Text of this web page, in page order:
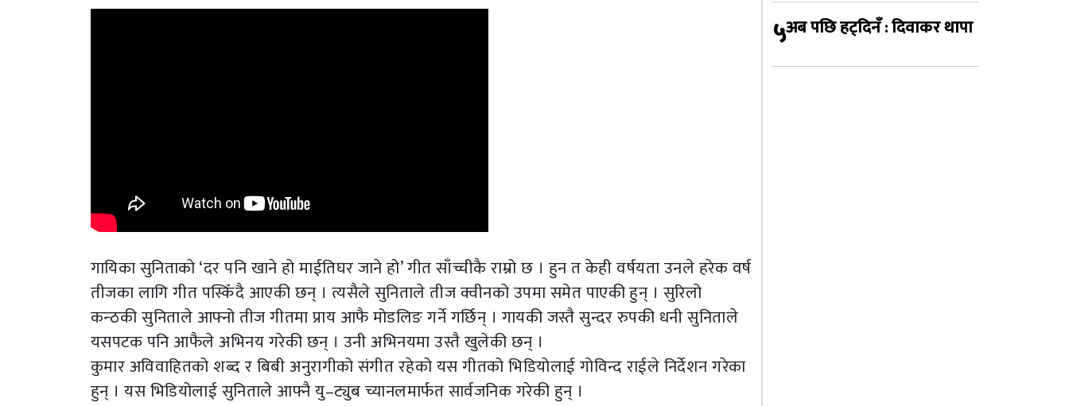
गायिका सुनिताको ‘दर पनि खाने हो माईतिघर जाने हो’ गीत साँच्चीकै राम्रो छ । हुन त केही वर्षयता उनले हरेक वर्ष
तीजका लागि गीत पस्किँदै आएकी छन् । त्यसैले सुनिताले तीज क्वीनको उपमा समेत पाएकी हुन् । सुरिलो
कन्ठकी सुनिताले आफ्नो तीज गीतमा प्राय आफै मोडलिङ गर्ने गर्छिन् । गायकी जस्तै सुन्दर रुपकी धनी सुनिताले
यसपटक पनि आफैले अभिनय गरेकी छन् । उनी अभिनयमा उस्तै खुलेकी छन् ।
कुमार अविवाहितको शब्द र बिबी अनुरागीको संगीत रहेको यस गीतको भिडियोलाई गोविन्द राईले निर्देशन गरेका
हुन् । यस भिडियोलाई सुनिताले आफ्नै यु–ट्युब च्यानलमार्फत सार्वजनिक गरेकी हुन् ।
५अब पछि हट्दिनँ : दिवाकर थापा